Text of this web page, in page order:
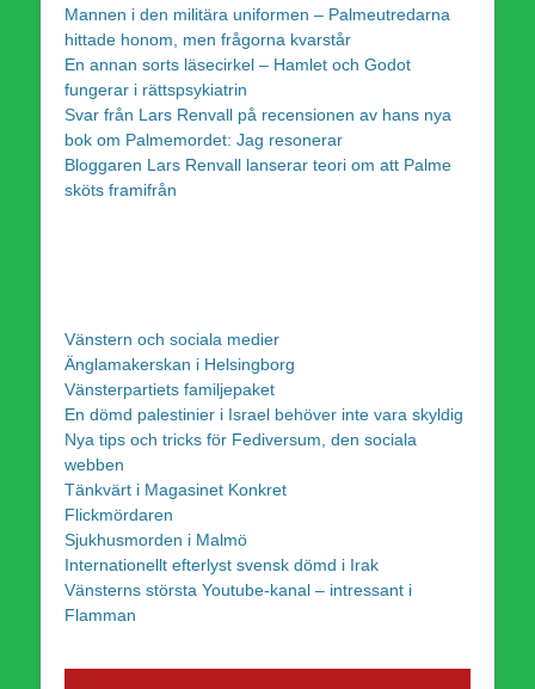
Mannen i den militära uniformen – Palmeutredarna
hittade honom, men frågorna kvarstår
En annan sorts läsecirkel – Hamlet och Godot
fungerar i rättspsykiatrin
Svar från Lars Renvall på recensionen av hans nya
bok om Palmemordet: Jag resonerar
Bloggaren Lars Renvall lanserar teori om att Palme
sköts framifrån
Vänstern och sociala medier
Änglamakerskan i Helsingborg
Vänsterpartiets familjepaket
En dömd palestinier i Israel behöver inte vara skyldig
Nya tips och tricks för Fediversum, den sociala
webben
Tänkvärt i Magasinet Konkret
Flickmördaren
Sjukhusmorden i Malmö
Internationellt efterlyst svensk dömd i Irak
Vänsterns största Youtube-kanal – intressant i
Flamman